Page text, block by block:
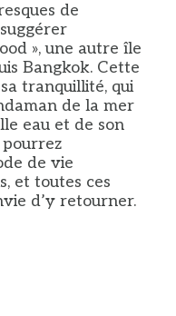
de
», une autre île
Bangkok. Cette
tranquillité, qui
de la mer
eau et de son
pourrez
de vie
et toutes ces
d’y retourner.